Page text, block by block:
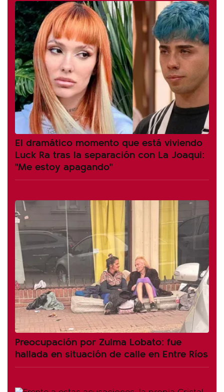
El dramático momento que está viviendo
Luck Ra tras la separación con La Joaqui:
"Me estoy apagando"
Preocupación por Zulma Lobato: fue
hallada en situación de calle en Entre Ríos